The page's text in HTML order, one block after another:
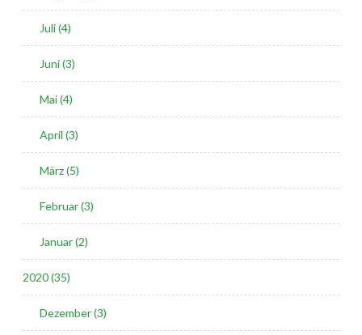
Juli (4)
Juni (3)
Mai (4)
April (3)
März (5)
Februar (3)
Januar (2)
2020 (35)
Dezember (3)